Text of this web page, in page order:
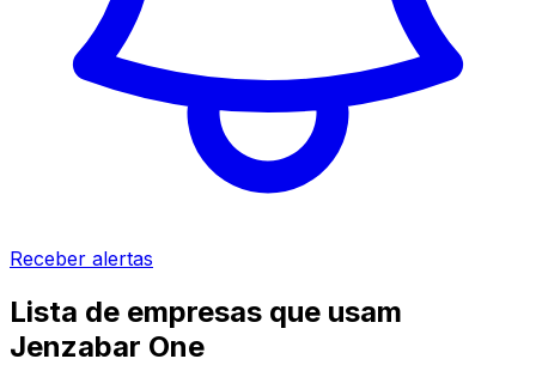
Receber alertas
Lista de empresas que usam
Jenzabar One